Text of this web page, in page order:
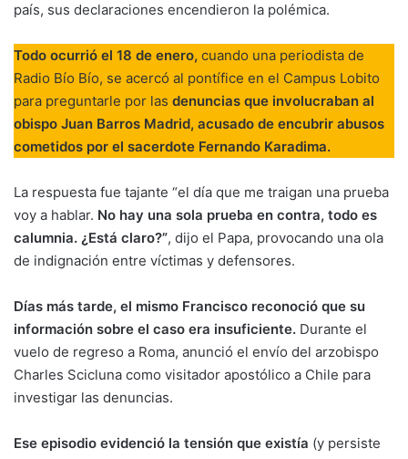
país, sus declaraciones encendieron la polémica.
Todo ocurrió el 18 de enero, cuando una periodista de
Radio Bío Bío, se acercó al pontífice en el Campus Lobito
para preguntarle por las denuncias que involucraban al
obispo Juan Barros Madrid, acusado de encubrir abusos
cometidos por el sacerdote Fernando Karadima.
La respuesta fue tajante “el día que me traigan una prueba
voy a hablar. No hay una sola prueba en contra, todo es
calumnia. ¿Está claro?”, dijo el Papa, provocando una ola
de indignación entre víctimas y defensores.
Días más tarde, el mismo Francisco reconoció que su
información sobre el caso era insuficiente. Durante el
vuelo de regreso a Roma, anunció el envío del arzobispo
Charles Scicluna como visitador apostólico a Chile para
investigar las denuncias.
Ese episodio evidenció la tensión que existía (y persiste